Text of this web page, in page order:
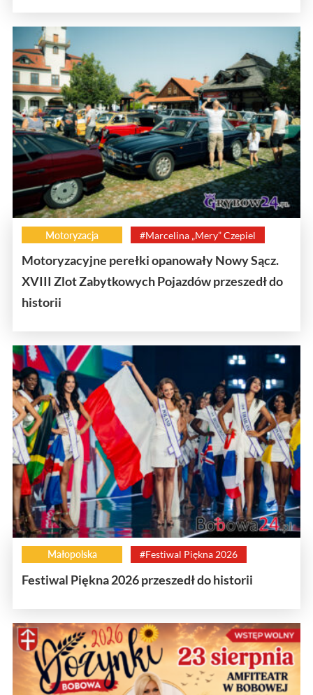
Motoryzacja #Marcelina „Mery” Czepiel
Motoryzacyjne perełki opanowały Nowy Sącz.
XVIII Zlot Zabytkowych Pojazdów przeszedł do
historii
Małopolska #Festiwal Piękna 2026
Festiwal Piękna 2026 przeszedł do historii